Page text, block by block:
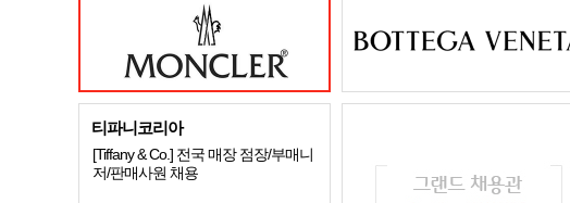
티파니코리아
[Tiffany & Co.] 전국 매장 점장/부매니
저/판매사원 채용